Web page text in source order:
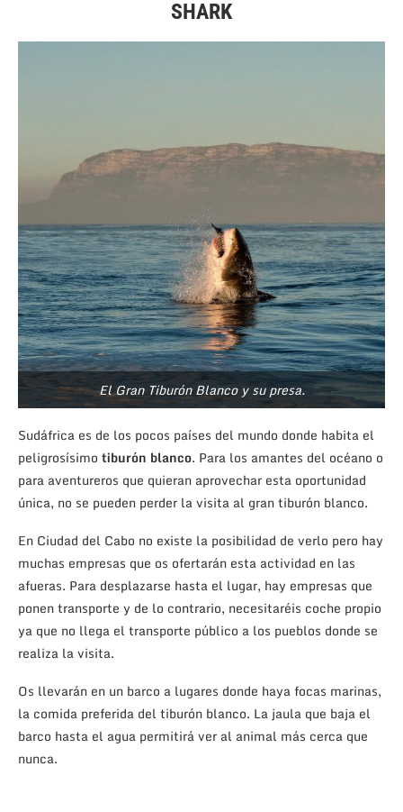
SHARK
El Gran Tiburón Blanco y su presa.
Sudáfrica es de los pocos países del mundo donde habita el
peligrosísimo tiburón blanco. Para los amantes del océano o
para aventureros que quieran aprovechar esta oportunidad
única, no se pueden perder la visita al gran tiburón blanco.
En Ciudad del Cabo no existe la posibilidad de verlo pero hay
muchas empresas que os ofertarán esta actividad en las
afueras. Para desplazarse hasta el lugar, hay empresas que
ponen transporte y de lo contrario, necesitaréis coche propio
ya que no llega el transporte público a los pueblos donde se
realiza la visita.
Os llevarán en un barco a lugares donde haya focas marinas,
la comida preferida del tiburón blanco. La jaula que baja el
barco hasta el agua permitirá ver al animal más cerca que
nunca.